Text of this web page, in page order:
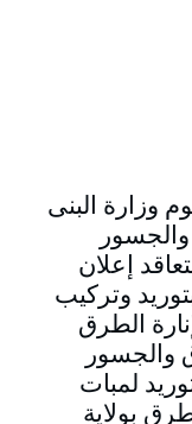
الخرطوم وزارة البنى
والجسور
إعلان
والخاص بتوريد وتركيب
الطرق
والجسور
لمبات
بولاية